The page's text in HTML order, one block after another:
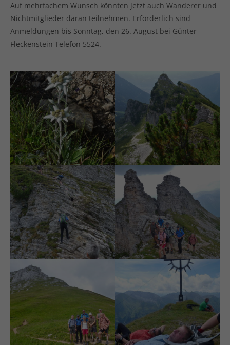
Auf mehrfachem Wunsch könnten jetzt auch Wanderer und
Nichtmitglieder daran teilnehmen. Erforderlich sind
Anmeldungen bis Sonntag, den 26. August bei Günter
Fleckenstein Telefon 5524.